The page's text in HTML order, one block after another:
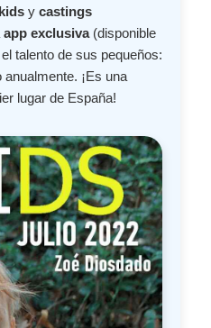
y castings
app exclusiva(disponible
talento de sus pequeños:
¡Es una
lugar de España!